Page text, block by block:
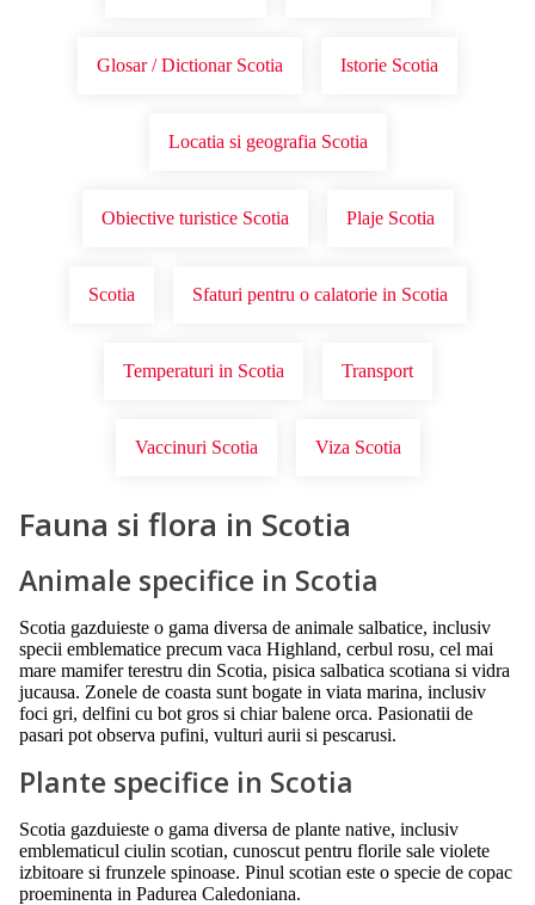
Glosar / Dictionar Scotia Istorie Scotia
Locatia si geografia Scotia
Obiective turistice Scotia Plaje Scotia
Scotia Sfaturi pentru o calatorie in Scotia
Temperaturi in Scotia Transport
Vaccinuri Scotia Viza Scotia
Fauna si flora in Scotia
Animale specifice in Scotia
Scotia gazduieste o gama diversa de animale salbatice, inclusiv
specii emblematice precum vaca Highland, cerbul rosu, cel mai
mare mamifer terestru din Scotia, pisica salbatica scotiana si vidra
jucausa. Zonele de coasta sunt bogate in viata marina, inclusiv
foci gri, delfini cu bot gros si chiar balene orca. Pasionatii de
pasari pot observa pufini, vulturi aurii si pescarusi.
Plante specifice in Scotia
Scotia gazduieste o gama diversa de plante native, inclusiv
emblematicul ciulin scotian, cunoscut pentru florile sale violete
izbitoare si frunzele spinoase. Pinul scotian este o specie de copac
proeminenta in Padurea Caledoniana.